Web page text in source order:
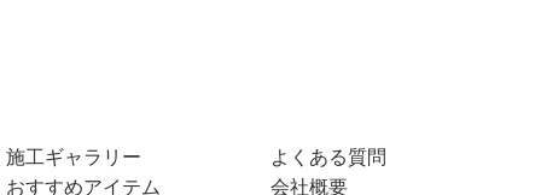
施工ギャラリー
おすすめアイテム
よくある質問
会社概要